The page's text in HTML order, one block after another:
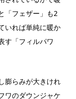
「フェザー」も2
いれば単純に暖か
す「フィルパワ
膨らみが大きけれ
ワのダウンジャケ